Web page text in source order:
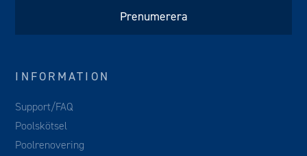
INFORMATION
Support/FAQ
Poolskötsel
Poolrenovering